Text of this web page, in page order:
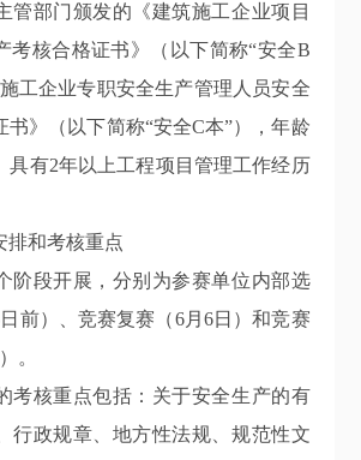
管部门颁发的《建筑施工企业项目
考核合格证书》（以下简称“安全B
工企业专职安全生产管理人员安全
书》（以下简称“安全C本”），年龄
具有2年以上工程项目管理工作经历
排和考核重点
阶段开展，分别为参赛单位内部选
前）、竞赛复赛（6月6日）和竞赛
。
考核重点包括：关于安全生产的有
行政规章、地方性法规、规范性文